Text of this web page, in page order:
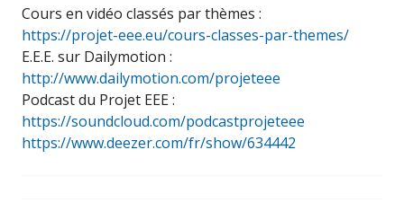
Cours en vidéo classés par thèmes :
https://projet-eee.eu/cours-classes-par-themes/
E.E.E. sur Dailymotion :
http://www.dailymotion.com/projeteee
Podcast du Projet EEE :
https://soundcloud.com/podcastprojeteee
https://www.deezer.com/fr/show/634442